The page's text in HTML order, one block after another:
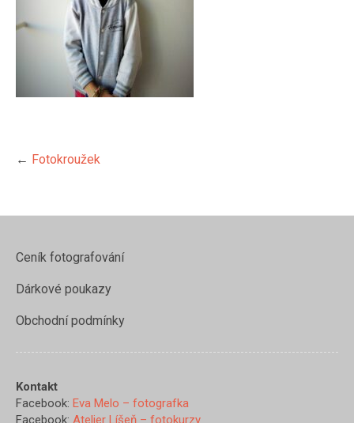
← Fotokroužek
Ceník fotografování
Dárkové poukazy
Obchodní podmínky
Kontakt
Facebook: Eva Melo – fotografka
Facebook: Atelier Líšeň – fotokurzy
pro-deti-v-
salesku/